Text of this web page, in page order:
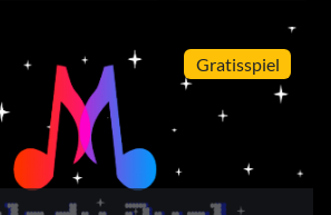
Gratisspiel